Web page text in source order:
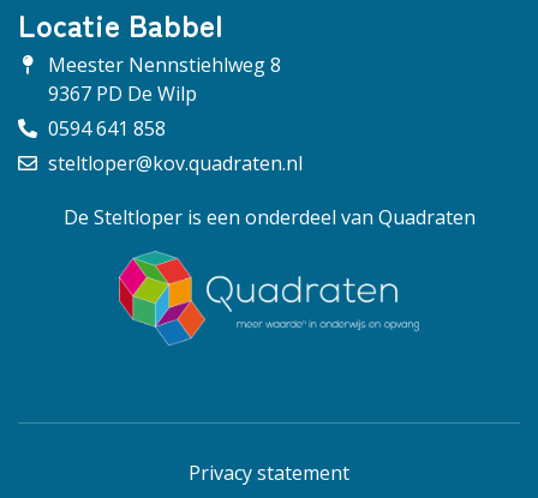
Locatie Babbel
Meester Nennstiehlweg 8
9367 PD De Wilp
0594 641 858
steltloper@kov.quadraten.nl
De Steltloper is een onderdeel van Quadraten
Privacy statement